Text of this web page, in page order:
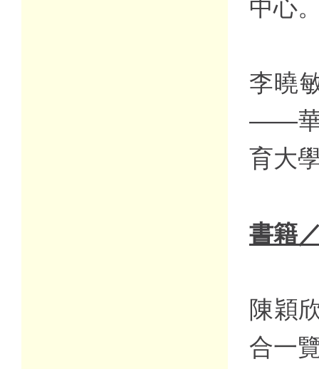
中心
李曉
——華
育大
書籍
陳穎
合一